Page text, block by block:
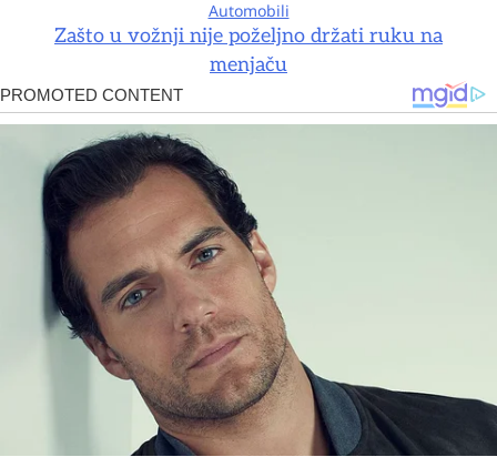
Automobili
Zašto u vožnji nije poželjno držati ruku na
menjaču